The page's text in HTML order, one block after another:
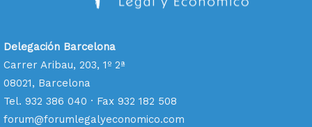
Delegación Barcelona
Carrer Aribau, 203, 1º 2ª
08021, Barcelona
Tel. 932 386 040 · Fax 932 182 508
forum@forumlegalyeconomico.com